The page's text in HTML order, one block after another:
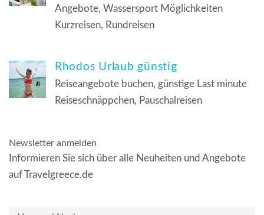
Angebote, Wassersport Möglichkeiten
Kurzreisen, Rundreisen
Rhodos Urlaub günstig
Reiseangebote buchen, günstige Last minute
Reiseschnäppchen, Pauschalreisen
Newsletter anmelden
Informieren Sie sich über alle Neuheiten und Angebote
auf Travelgreece.de